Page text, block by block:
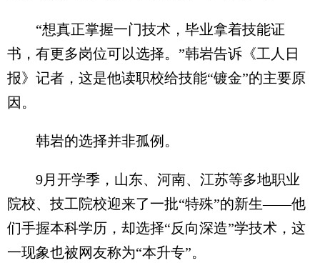
“想真正掌握一门技术，毕业拿着技能证
书，有更多岗位可以选择。”韩岩告诉《工人日
报》记者，这是他读职校给技能“镀金”的主要原
因。
韩岩的选择并非孤例。
9月开学季，山东、河南、江苏等多地职业
院校、技工院校迎来了一批“特殊”的新生——他
们手握本科学历，却选择“反向深造”学技术，这
一现象也被网友称为“本升专”。